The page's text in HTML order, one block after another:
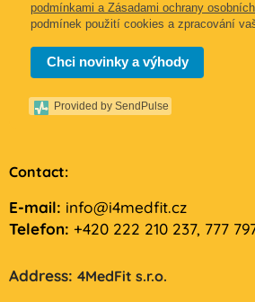
podmínkami a Zásadami ochrany
podmínek použití cookies a zpracování
Chci novinky a výhody
Provided by SendPulse
Contact:
E-mail: info@i4medfit.cz
Telefon: +420 222 210 237, 777
Address: 4MedFit s.r.o.